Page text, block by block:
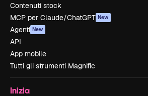
Contenuti stock
MCP per Claude/ChatGPT New
Agenti New
API
App mobile
Tutti gli strumenti Magnific
Inizia